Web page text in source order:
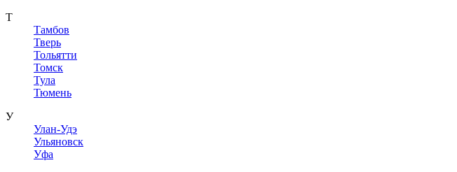
Т
Тамбов
Тверь
Тольятти
Томск
Тула
Тюмень
У
Улан-Удэ
Ульяновск
Уфа